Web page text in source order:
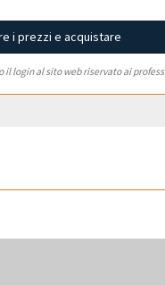
i prezzi e acquistare
login al sito web riservato ai